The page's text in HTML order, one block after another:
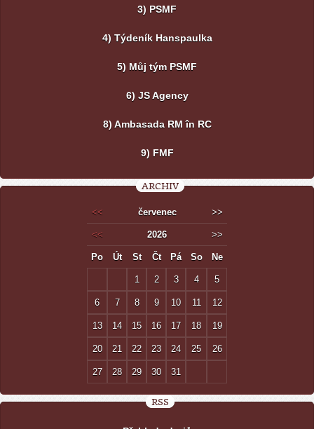
3) PSMF
4) Týdeník Hanspaulka
5) Můj tým PSMF
6) JS Agency
8) Ambasada RM în RC
9) FMF
ARCHIV
<< červenec >>
<< 2026 >>
Po Út St Čt Pá So Ne
1 2 3 4 5
6 7 8 9 10 11 12
13 14 15 16 17 18 19
20 21 22 23 24 25 26
27 28 29 30 31
RSS